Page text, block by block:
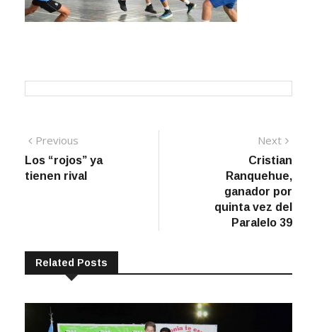
Navegación
de
Previous
post:
Los “rojos” ya
tienen rival
Next
Cristian
Ranquehue,
ganador por
quinta vez del
Paralelo 39
Related Posts